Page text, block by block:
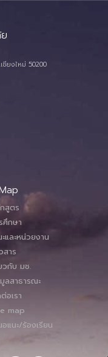
ชียงใหม่ 50200
สูตร
ศึกษา
และหน่วยงาน
สาร
วกับ มช.
ลสาธารณะ
อเรา
map
อแนะ/ร้องเรียน